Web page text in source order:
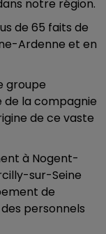
notre région.
de 65 faits de
Ardenne et en
groupe
la compagnie
de ce vaste
à Nogent-
sur-Seine
de
personnels